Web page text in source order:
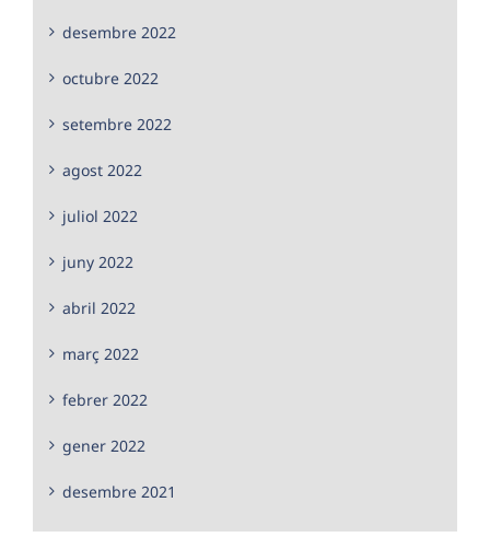
desembre 2022
octubre 2022
setembre 2022
agost 2022
juliol 2022
juny 2022
abril 2022
març 2022
febrer 2022
gener 2022
desembre 2021